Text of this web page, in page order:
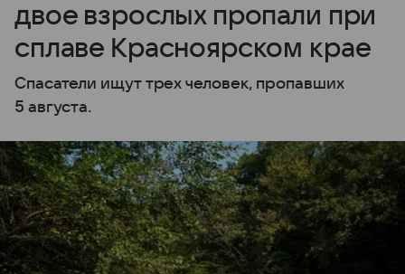
двое взрослых пропали при
сплаве Красноярском крае
Спасатели ищут трех человек, пропавших
5 августа.